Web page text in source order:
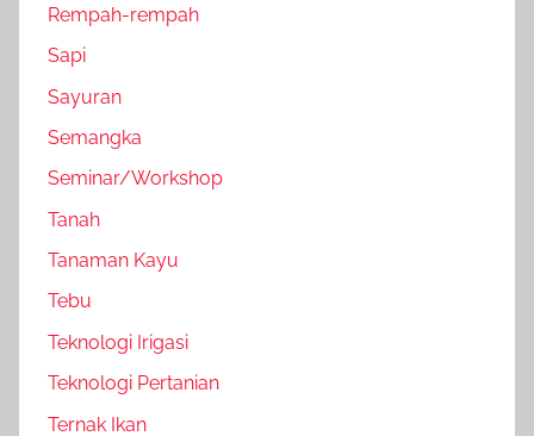
Rempah-rempah
Sapi
Sayuran
Semangka
Seminar/Workshop
Tanah
Tanaman Kayu
Tebu
Teknologi Irigasi
Teknologi Pertanian
Ternak Ikan